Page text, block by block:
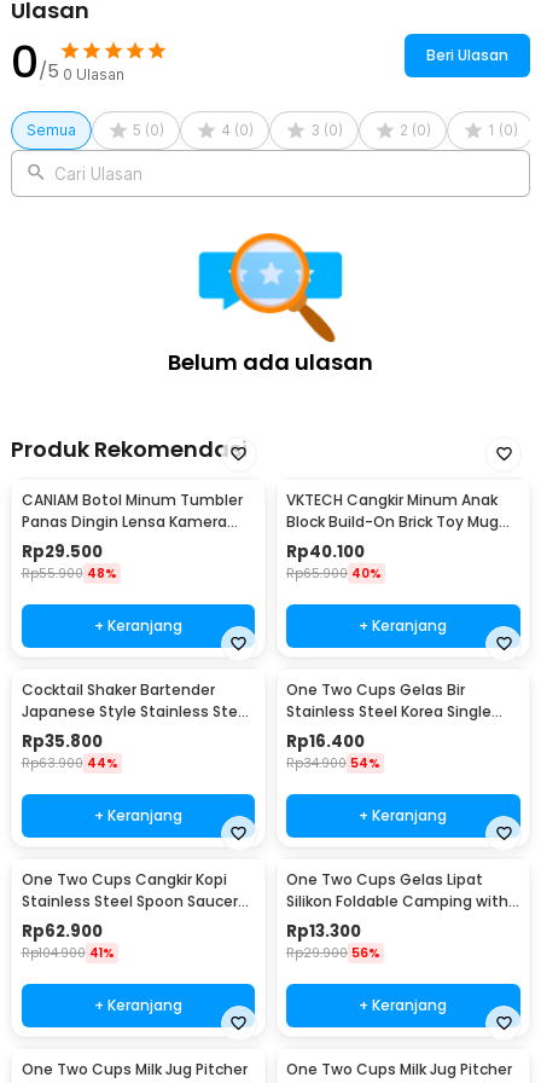
1 x Panduan Penggunaan
Ulasan
0/5 0 Ulasan
Beri Ulasan
Semua 5 (0) 4 (0) 3 (0) 2 (0) 1 (0)
Cari Ulasan
Belum ada ulasan
Produk Rekomendasi
CANIAM Botol Minum Tumbler
Panas Dingin Lensa Kamera
24-105mm 400ml
Rp29.500
Rp55.900 48%
+ Keranjang
VKTECH Cangkir Minum Anak
Block Build-On Brick Toy Mug
350ml - 936SN
Rp40.100
Rp65.900 40%
+ Keranjang
Cocktail Shaker Bartender
Japanese Style Stainless Steel
200ml
Rp35.800
Rp63.900 44%
+ Keranjang
One Two Cups Gelas Bir
Stainless Steel Korea Single
Wall Glass 180ml - J070
Rp16.400
Rp34.900 54%
+ Keranjang
One Two Cups Cangkir Kopi
Stainless Steel Spoon Saucer
Cup 120ml - 201
Rp62.900
Rp104.900 41%
+ Keranjang
One Two Cups Gelas Lipat
Silikon Foldable Camping with
Strap 200ml - F120
Rp13.300
Rp29.900 56%
+ Keranjang
One Two Cups Milk Jug Pitcher
One Two Cups Milk Jug Pitcher